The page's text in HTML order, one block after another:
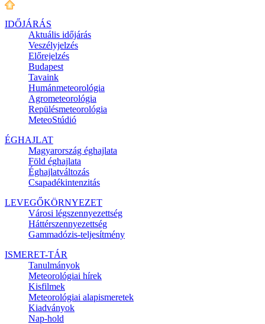
IDŐJÁRÁS
Aktuális időjárás
Veszélyjelzés
Előrejelzés
Budapest
Tavaink
Humánmeteorológia
Agrometeorológia
Repülésmeteorológia
MeteoStúdió
ÉGHAJLAT
Magyarország éghajlata
Föld éghajlata
Éghajlatváltozás
Csapadékintenzitás
LEVEGŐKÖRNYEZET
Városi légszennyezettség
Háttérszennyezettség
Gammadózis-teljesítmény
ISMERET-TÁR
Tanulmányok
Meteorológiai hírek
Kisfilmek
Meteorológiai alapismeretek
Kiadványok
Nap-hold